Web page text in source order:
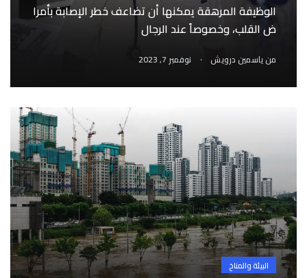
الوظيفة المرهقة يمكنها أن تضاعف خطر الإصابة بأمرا
ض القلب، وخصوصاً عند الرجال
من ياسمين درويش . نوفمبر 7, 2023
البيئة والمناخ